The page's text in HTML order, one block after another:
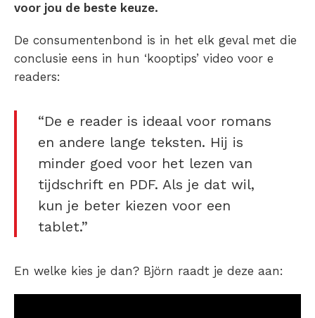
voor jou de beste keuze.
De consumentenbond is in het elk geval met die
conclusie eens in hun ‘kooptips’ video voor e
readers:
“De e reader is ideaal voor romans
en andere lange teksten. Hij is
minder goed voor het lezen van
tijdschrift en PDF. Als je dat wil,
kun je beter kiezen voor een
tablet.”
En welke kies je dan? Björn raadt je deze aan: